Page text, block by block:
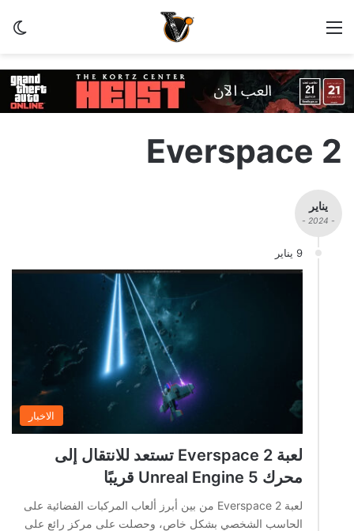
القائمة
Everspace 2
يناير
- 2024 -
9 يناير
الاخبار
لعبة Everspace 2 تستعد للانتقال إلى
محرك Unreal Engine 5 قريبًا
لعبة Everspace 2 من بين أبرز ألعاب المركبات الفضائية على
الحاسب الشخصي بشكل خاص، وحصلت على مركز رائع على